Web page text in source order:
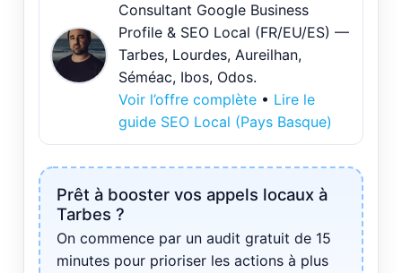
Consultant Google Business
Profile & SEO Local (FR/EU/ES) —
Tarbes, Lourdes, Aureilhan,
Séméac, Ibos, Odos.
Voir l’offre complète • Lire le
guide SEO Local (Pays Basque)
Prêt à booster vos appels locaux à
Tarbes ?
On commence par un audit gratuit de 15
minutes pour prioriser les actions à plus